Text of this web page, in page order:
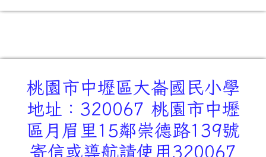
桃園市中壢區大崙國民小學
地址：320067 桃園市中壢
區月眉里15鄰崇德路139號
寄信或導航請使用320067